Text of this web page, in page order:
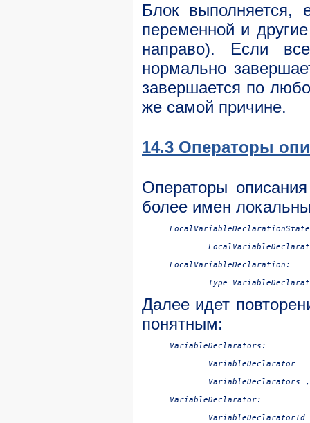
Блок выполняется,
переменной и
направо). Если
нормально
завершается по
же самой причине.
14.3 Операторы
Операторы
более имен
LocalVariableDeclaration:
Type
Далее идет
понятным:
VariableDeclarators:
VariableDeclarator
VariableDeclarators
VariableDeclarator:
VariableDeclaratorId